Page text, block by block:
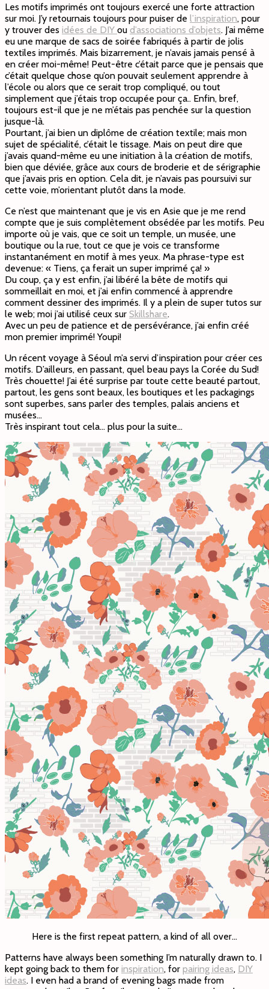
Les motifs imprimés ont toujours exercé une forte attraction
sur moi. J’y retournais toujours pour puiser de l’inspiration, pour
y trouver des idées de DIY ou d’associations d’objets. J’ai même
eu une marque de sacs de soirée fabriqués à partir de jolis
textiles imprimés. Mais bizarrement, je n’avais jamais pensé à
en créer moi-même! Peut-être c’était parce que je pensais que
c’était quelque chose qu’on pouvait seulement apprendre à
l’école ou alors que ce serait trop compliqué, ou tout
simplement que j’étais trop occupée pour ça.. Enfin, bref,
toujours est-il que je ne m’étais pas penchée sur la question
jusque-là.
Pourtant, j’ai bien un diplôme de création textile; mais mon
sujet de spécialité, c’était le tissage. Mais on peut dire que
j’avais quand-même eu une initiation à la création de motifs,
bien que déviée, grâce aux cours de broderie et de sérigraphie
que j’avais pris en option. Cela dit, je n’avais pas poursuivi sur
cette voie, m’orientant plutôt dans la mode.
Ce n’est que maintenant que je vis en Asie que je me rend
compte que je suis complètement obsédée par les motifs. Peu
importe où je vais, que ce soit un temple, un musée, une
boutique ou la rue, tout ce que je vois ce transforme
instantanément en motif à mes yeux. Ma phrase-type est
devenue: « Tiens, ça ferait un super imprimé ça! »
Du coup, ça y est enfin, j’ai libéré la bête de motifs qui
sommeillait en moi, et j’ai enfin commencé à apprendre
comment dessiner des imprimés. Il y a plein de super tutos sur
le web; moi j’ai utilisé ceux sur Skillshare.
Avec un peu de patience et de persévérance, j’ai enfin créé
mon premier imprimé! Youpi!
Un récent voyage à Séoul m’a servi d’inspiration pour créer ces
motifs. D’ailleurs, en passant, quel beau pays la Corée du Sud!
Très chouette! J’ai été surprise par toute cette beauté partout,
partout, les gens sont beaux, les boutiques et les packagings
sont superbes, sans parler des temples, palais anciens et
musées…
Très inspirant tout cela… plus pour la suite…
Here is the first repeat pattern, a kind of all over…
Patterns have always been something I’m naturally drawn to. I
kept going back to them for inspiration, for pairing ideas, DIY
ideas. I even had a brand of evening bags made from